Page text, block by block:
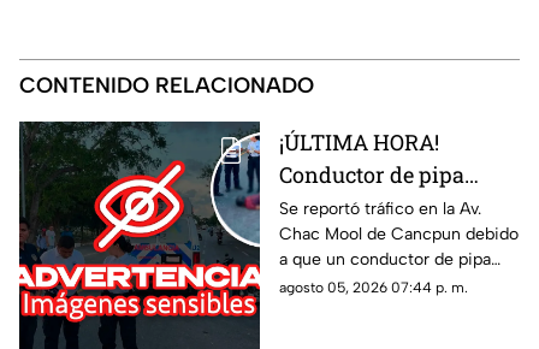
CONTENIDO RELACIONADO
¡ÚLTIMA HORA!
Conductor de pipa
atropella a un hombre
en Av. Chac Mool de
Cancún; esto se sabe
Se reportó tráfico en la Av.
Chac Mool de Cancpun debido
a que un conductor de pipa
atropelló a un hombre.
agosto 05, 2026 07:44 p. m.